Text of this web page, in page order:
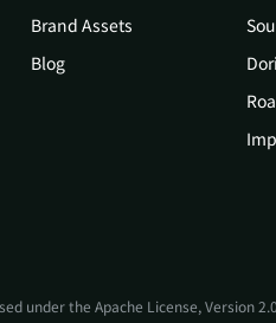
Brand Assets
Blog
under the Apache License, Version 2.0